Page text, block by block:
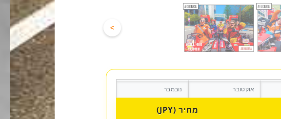
>
אוקטובר נובמבר
מחיר (JPY)